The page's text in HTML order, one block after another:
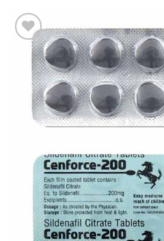
Add to
wishlist